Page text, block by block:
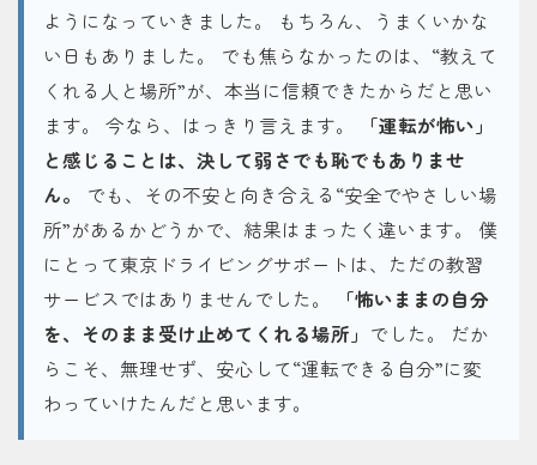
ようになっていきました。 もちろん、うまくいかな
い日もありました。 でも焦らなかったのは、“教えて
くれる人と場所”が、本当に信頼できたからだと思い
ます。 今なら、はっきり言えます。
「運転が怖い」
と感じることは、決して弱さでも恥でもありませ
ん。
でも、その不安と向き合える“安全でやさしい場
所”があるかどうかで、結果はまったく違います。 僕
にとって東京ドライビングサポートは、ただの教習
サービスではありませんでした。
「怖いままの自分
を、そのまま受け止めてくれる場所」 でした。 だか
らこそ、無理せず、安心して“運転できる自分”に変
わっていけたんだと思います。